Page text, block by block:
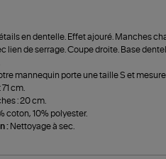
en dentelle. Effet ajouré. Manches
lien de serrage. Coupe droite. Base
mannequin porte une taille S et mesure
cm.
: 20 cm.
coton, 10% polyester.
: Nettoyage à sec.